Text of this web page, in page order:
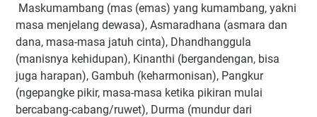
Maskumambang (mas (emas) yang kumambang, yakni
masa menjelang dewasa), Asmaradhana (asmara dan
dana, masa-masa jatuh cinta), Dhandhanggula
(manisnya kehidupan), Kinanthi (bergandengan, bisa
juga harapan), Gambuh (keharmonisan), Pangkur
(ngepangke pikir, masa-masa ketika pikiran mulai
bercabang-cabang/ruwet), Durma (mundur dari